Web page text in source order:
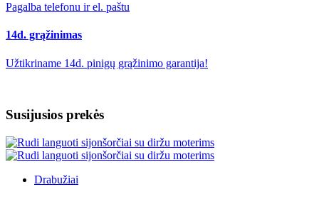
Pagalba telefonu ir el. paštu
14d. grąžinimas
Užtikriname 14d. pinigų grąžinimo garantija!
Susijusios prekės
Drabužiai